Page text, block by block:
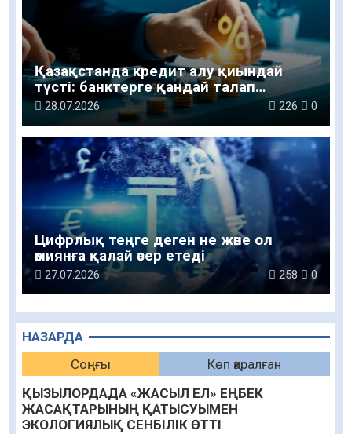
НАЗАРДА
Соңғы
Көп қаралған
ҚЫЗЫЛОРДАДА «ЖАСЫЛ ЕЛ» ЕҢБЕК
ЖАСАҚТАРЫНЫҢ ҚАТЫСУЫМЕН
ЭКОЛОГИЯЛЫҚ СЕНБІЛІК ӨТТІ
Қазақстанда кредит алу қиындай
түсті: банктерге қандай талап
қойылады
28.07.2026 226 0
Цифрлық теңге деген не және ол
әмиянға қалай әсер етеді
27.07.2026 258 0